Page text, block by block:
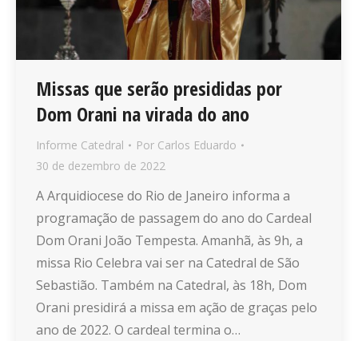
Missas que serão presididas por
Dom Orani na virada do ano
Informe Catedral Por Carlos Eduardo
30 de dezembro de 2022
A Arquidiocese do Rio de Janeiro informa a
programação de passagem do ano do Cardeal
Dom Orani João Tempesta. Amanhã, às 9h, a
missa Rio Celebra vai ser na Catedral de São
Sebastião. Também na Catedral, às 18h, Dom
Orani presidirá a missa em ação de graças pelo
ano de 2022. O cardeal termina o…